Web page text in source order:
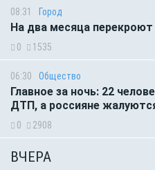
08:31 Город
На два месяца
0 1535
06:30 Общество
Главное за ночь: 22
ДТП, а россияне
0 2908
ВЧЕРА